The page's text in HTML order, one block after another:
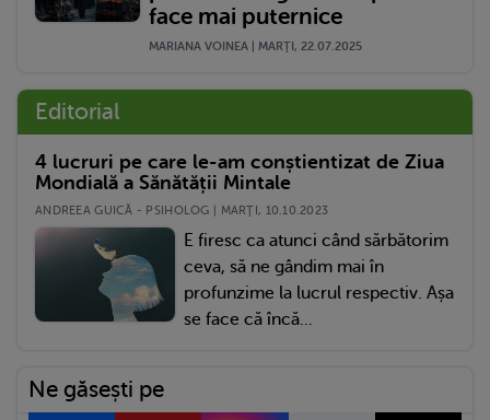
face mai puternice
MARIANA VOINEA | MARŢI, 22.07.2025
Editorial
4 lucruri pe care le-am conștientizat de Ziua
Mondială a Sănătății Mintale
ANDREEA GUICĂ - PSIHOLOG | MARŢI, 10.10.2023
E firesc ca atunci când sărbătorim
ceva, să ne gândim mai în
profunzime la lucrul respectiv. Așa
se face că încă...
Ne găsești pe